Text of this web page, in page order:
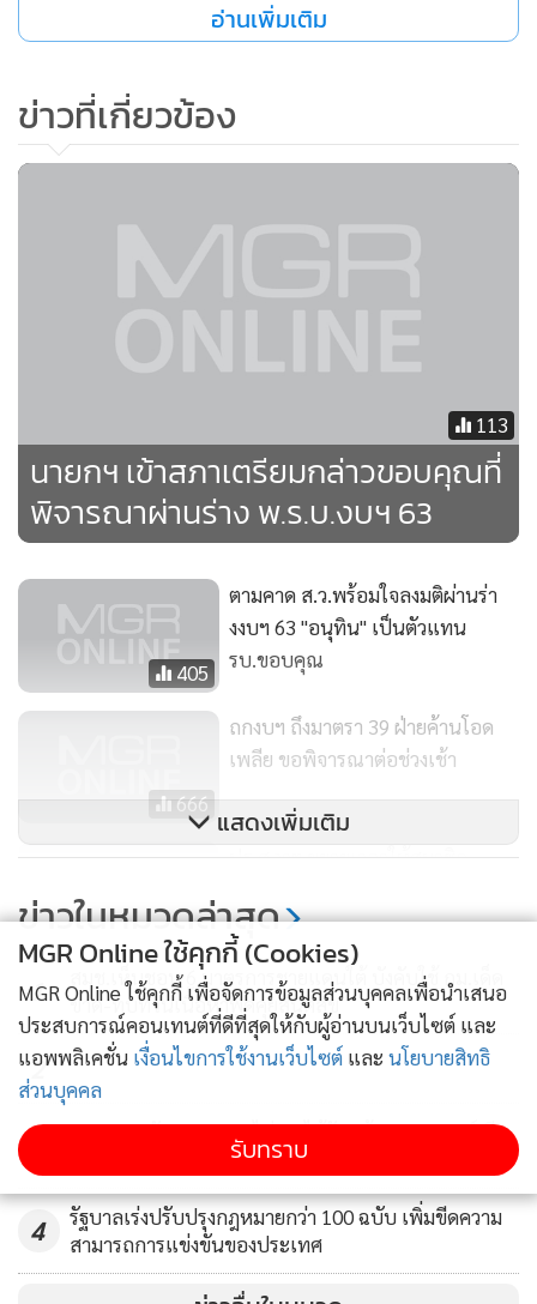
อ่านเพิ่มเติม
ข่าวที่เกี่ยวข้อง
113
นายกฯ เข้าสภาเตรียมกล่าวขอบคุณที่
พิจารณาผ่านร่าง พ.ร.บ.งบฯ 63
405
ตามคาด ส.ว.พร้อมใจลงมติผ่านร่า
งงบฯ 63 "อนุทิน" เป็นตัวแทน
รบ.ขอบคุณ
666
ถกงบฯ ถึงมาตรา 39 ฝ่ายค้านโอด
เพลีย ขอพิจารณาต่อช่วงเช้า
ปธ.สภาฯ ขยายเวลาให้สมาชิก
นาที/ครั้ง
แสดงเพิ่มเติม
ข่าวในหมวดล่าสุด
1
สมช.เห็นชอบ 6 มาตรการชายแดนใต้ บังคับใช้ กม.เด็ด
ขาด-ทบทวนเนื้อหาพูดคุยสันติสุข
2
สถานเอกอัครราชทูตฯ ไม่เคยได้รับแจ้งจาก ตร.จอร์เจีย-
ได้รับแจ้งครั้งแรกจาก กต.จอร์เจีย 29 ก.ค.
4
รัฐบาลเร่งปรับปรุงกฎหมายกว่า 100 ฉบับ เพิ่มขีดความ
สามารถการแข่งขันของประเทศ
MGR Online ใช้คุกกี้ (Cookies)
MGR Online ใช้คุกกี้ เพื่อจัดการข้อมูลส่วนบุคคลเพื่อนำเสนอ
ประสบการณ์คอนเทนต์ที่ดีที่สุดให้กับผู้อ่านบนเว็บไซต์ และ
แอพพลิเคชั่น เงื่อนไขการใช้งานเว็บไซต์ และ นโยบายสิทธิ
ส่วนบุคคล
รับทราบ